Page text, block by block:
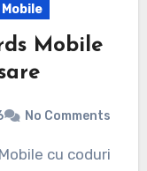
Mobile
No Comments